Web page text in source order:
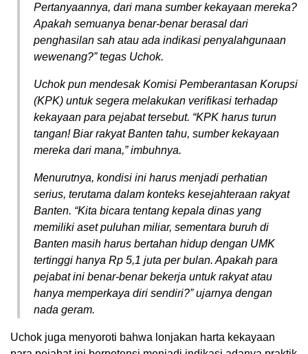
Pertanyaannya, dari mana sumber kekayaan mereka?
Apakah semuanya benar-benar berasal dari
penghasilan sah atau ada indikasi penyalahgunaan
wewenang?” tegas Uchok.
Uchok pun mendesak Komisi Pemberantasan Korupsi
(KPK) untuk segera melakukan verifikasi terhadap
kekayaan para pejabat tersebut. “KPK harus turun
tangan! Biar rakyat Banten tahu, sumber kekayaan
mereka dari mana,” imbuhnya.
Menurutnya, kondisi ini harus menjadi perhatian
serius, terutama dalam konteks kesejahteraan rakyat
Banten. “Kita bicara tentang kepala dinas yang
memiliki aset puluhan miliar, sementara buruh di
Banten masih harus bertahan hidup dengan UMK
tertinggi hanya Rp 5,1 juta per bulan. Apakah para
pejabat ini benar-benar bekerja untuk rakyat atau
hanya memperkaya diri sendiri?” ujarnya dengan
nada geram.
Uchok juga menyoroti bahwa lonjakan harta kekayaan